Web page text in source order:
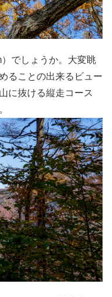
でしょうか。大変眺
ることの出来るビュー
に抜ける縦走コース